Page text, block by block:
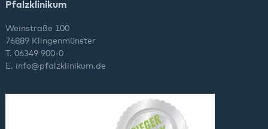
Pfalzklinikum
Weinstraße 100
76889 Klingenmünster
T. 06349 900-0
E. info@pfalzklinikum.de